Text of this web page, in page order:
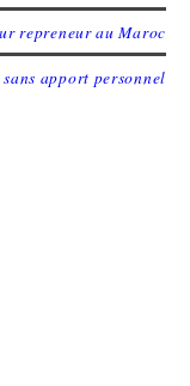
repreneur au Maroc
apport personnel